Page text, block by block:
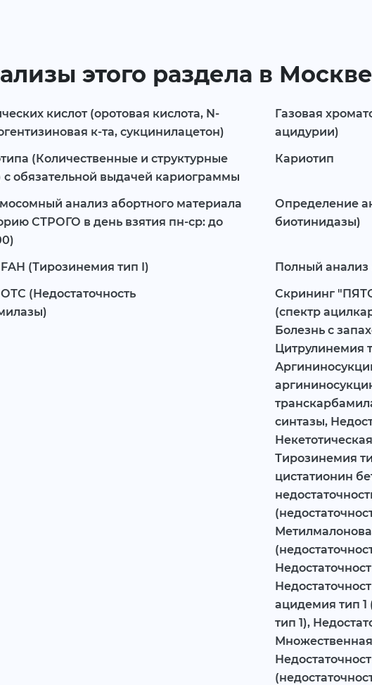
этого раздела в Москве
кислот (оротовая кислота, N-
к-та, сукцинилацетон)
Газовая
ацидурии)
(Количественные и структурные
обязательной выдачей кариограммы
Кариотип
анализ абортного материала
СТРОГО в день взятия пн-ср: до
Определение
биотинидазы)
(Тирозинемия тип I)
Полный анализ
(Недостаточность
Скрининг
(спектр
Болезнь с
Цитрулинемия
синтазы,
Тирозинемия
цистатионин
ацидемия тип 1
тип 1),
Множественная